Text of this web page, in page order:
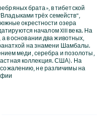
брата», в тибетской
трёх семейств",
окрестности озера
началом XIII века. На
в основании два животных,
меди, серебра и позолоты,
коллекция. США). На
сожалению, не различимы на